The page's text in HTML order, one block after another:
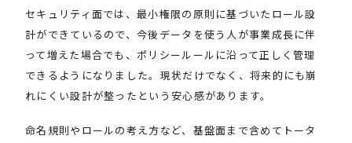
セキュリティ面では、最小権限の原則に基づいたロール設
計ができているので、今後データを使う人が事業成長に伴
って増えた場合でも、ポリシールールに沿って正しく管理
できるようになりました。現状だけでなく、将来的にも崩
れにくい設計が整ったという安心感があります。
命名規則やロールの考え方など、基盤面まで含めてトータ